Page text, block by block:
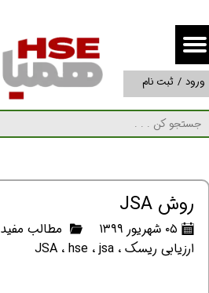
ورود / ثبت نام
حساب کاربری من
تغییر گذر واژه
سفارشات
روش JSA
۰۵ شهریور ۱۳۹۹ مطالب مفید
ارزیابی ریسک، JSA ،hse ،jsa